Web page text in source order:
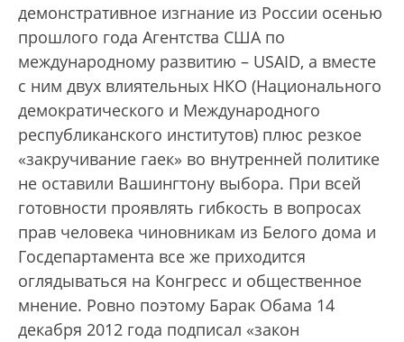
демонстративное изгнание из России осенью
прошлого года Агентства США по
международному развитию – USAID, а вместе
с ним двух влиятельных НКО (Национального
демократического и Международного
республиканского институтов) плюс резкое
«закручивание гаек» во внутренней политике
не оставили Вашингтону выбора. При всей
готовности проявлять гибкость в вопросах
прав человека чиновникам из Белого дома и
Госдепартамента все же приходится
оглядываться на Конгресс и общественное
мнение. Ровно поэтому Барак Обама 14
декабря 2012 года подписал «закон